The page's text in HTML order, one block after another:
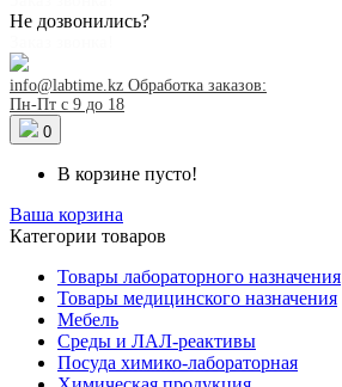
Не дозвонились?
info@labtime.kz Обработка заказов:
Пн-Пт с 9 до 18
0
В корзине пусто!
Ваша корзина
Категории товаров
Товары лабораторного назначения
Товары медицинского назначения
Мебель
Среды и ЛАЛ-реактивы
Посуда химико-лабораторная